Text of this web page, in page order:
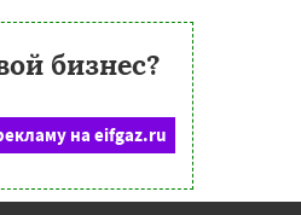
бизнес?
на eifgaz.ru